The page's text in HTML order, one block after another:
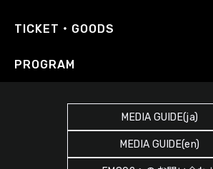
Japan FM League
SDGsへの取り組み
緊急地震速報の対応
災害情報共有パートナーシップ
Instagram
radiko.jp
TICKET・GOODS
RADIPASS TICKET
PROGRAM
MEDIA GUIDE(ja)
MEDIA GUIDE(en)